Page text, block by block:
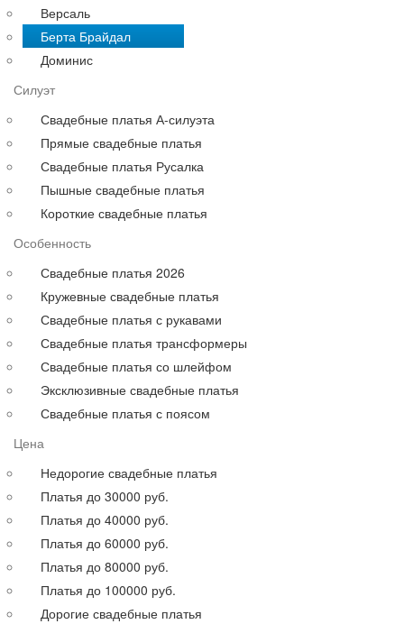
Длинные
Коктейльные
Выпускные
На свадьбу
С рукавами
Выпускные больших размеров
Короткие
до 30000 руб.
до 40000 руб.
до 60000 руб.
до 80000 руб.
до 100000 руб.
Версаль
Берта Брайдал
Доминис
Силуэт
Свадебные платья А-силуэта
Прямые свадебные платья
Свадебные платья Русалка
Пышные свадебные платья
Короткие свадебные платья
Особенность
Свадебные платья 2026
Кружевные свадебные платья
Свадебные платья с рукавами
Свадебные платья трансформеры
Свадебные платья со шлейфом
Эксклюзивные свадебные платья
Свадебные платья с поясом
Цена
Недорогие свадебные платья
Платья до 30000 руб.
Платья до 40000 руб.
Платья до 60000 руб.
Платья до 80000 руб.
Платья до 100000 руб.
Дорогие свадебные платья